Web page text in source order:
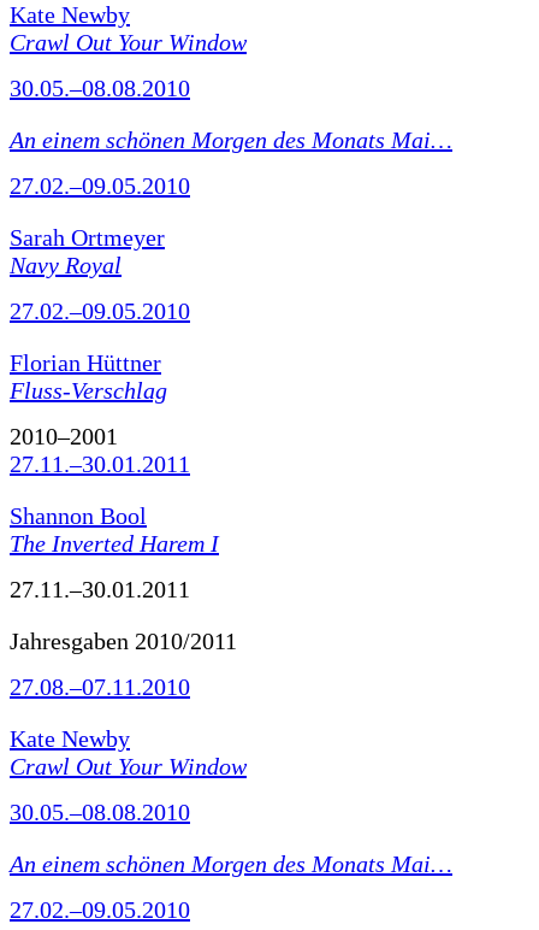
Kate Newby
Crawl Out Your Window
30.05.–08.08.2010
An einem schönen Morgen des Monats Mai…
27.02.–09.05.2010
Sarah Ortmeyer
Navy Royal
27.02.–09.05.2010
Florian Hüttner
Fluss-Verschlag
2010–2001
27.11.–30.01.2011
Shannon Bool
The Inverted Harem I
27.11.–30.01.2011
Jahresgaben 2010/2011
27.08.–07.11.2010
Kate Newby
Crawl Out Your Window
30.05.–08.08.2010
An einem schönen Morgen des Monats Mai…
27.02.–09.05.2010